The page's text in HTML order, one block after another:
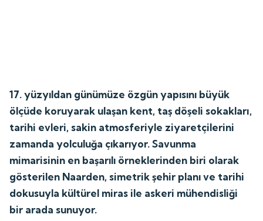
17. yüzyıldan günümüze özgün yapısını büyük
ölçüde koruyarak ulaşan kent, taş döşeli sokakları,
tarihi evleri, sakin atmosferiyle ziyaretçilerini
zamanda yolculuğa çıkarıyor. Savunma
mimarisinin en başarılı örneklerinden biri olarak
gösterilen Naarden, simetrik şehir planı ve tarihi
dokusuyla kültürel miras ile askeri mühendisliği
bir arada sunuyor.